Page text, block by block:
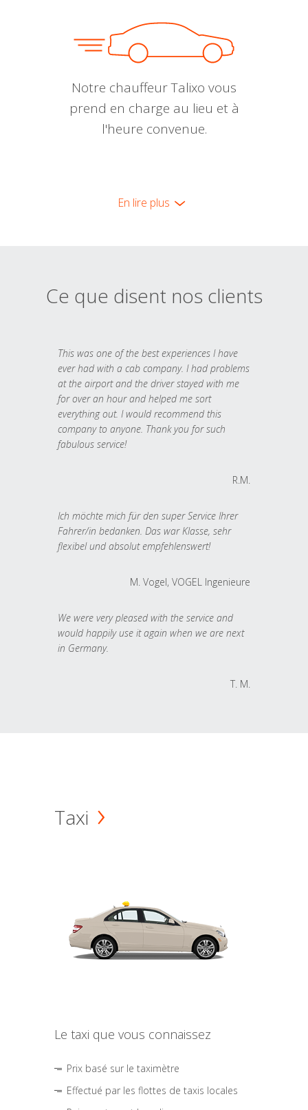
Notre chauffeur Talixo vous
prend en charge au lieu et à
l'heure convenue.
En lire plus
Ce que disent nos clients
This was one of the best experiences I have
ever had with a cab company. I had problems
at the airport and the driver stayed with me
for over an hour and helped me sort
everything out. I would recommend this
company to anyone. Thank you for such
fabulous service!
R.M.
Ich möchte mich für den super Service Ihrer
Fahrer/in bedanken. Das war Klasse, sehr
flexibel und absolut empfehlenswert!
M. Vogel, VOGEL Ingenieure
We were very pleased with the service and
would happily use it again when we are next
in Germany.
T. M.
Taxi
Le taxi que vous connaissez
Prix basé sur le taximètre
Effectué par les flottes de taxis locales